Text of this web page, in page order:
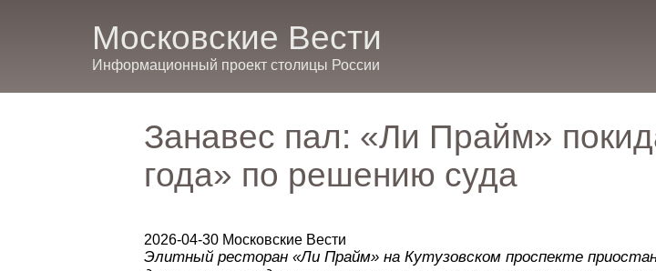
Московские Вести
Информационный проект столицы России
Занавес пал: «Ли Прайм»
года» по решению суда
2026-04-30 Московские Вести
Элитный ресторан «Ли Прайм» на Кутузовском проспекте